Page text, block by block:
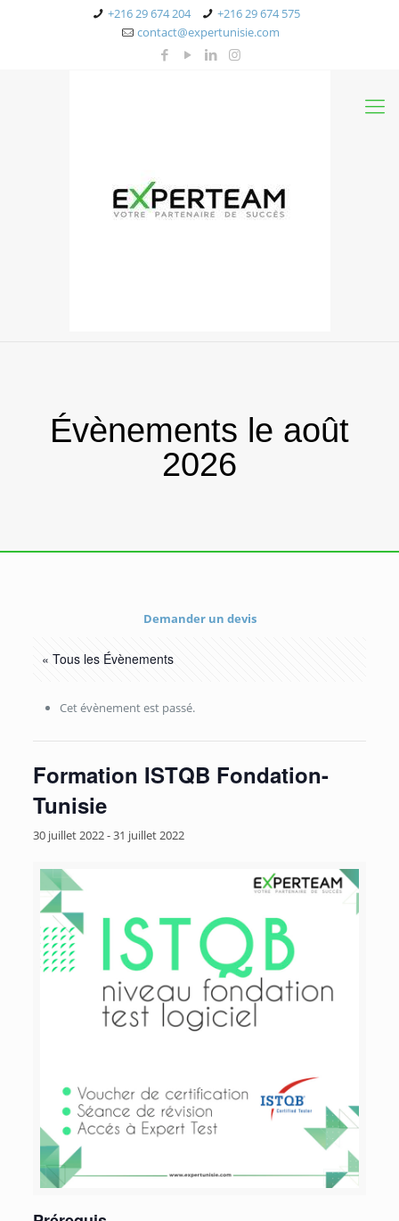
+216 29 674 204
+216 29 674 575
contact@expertunisie.com
Évènements le août
2026
Demander un devis
« Tous les Évènements
Cet évènement est passé.
Formation ISTQB Fondation-
Tunisie
30 juillet 2022-31 juillet 2022